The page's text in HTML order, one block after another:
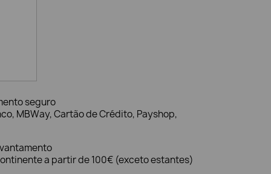
seguro
MBWay, Cartão de Crédito, Payshop,
a partir de 100€ (exceto estantes)